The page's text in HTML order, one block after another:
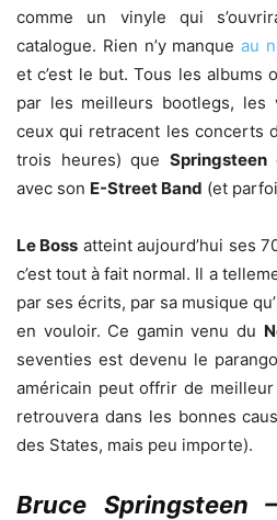
comme un vinyle qui
catalogue. Rien n’y manque au
et c’est le but. Tous les albums
par les meilleurs bootlegs, les
ceux qui retracent les concerts
trois heures) que Springsteen
avec son E-Street Band (et
Le Boss atteint aujourd’hui ses
c’est tout à fait normal. Il a
par ses écrits, par sa musique
en vouloir. Ce gamin venu du
seventies est devenu le
américain peut offrir de
retrouvera dans les bonnes
des States, mais peu importe).
Bruce Springsteen